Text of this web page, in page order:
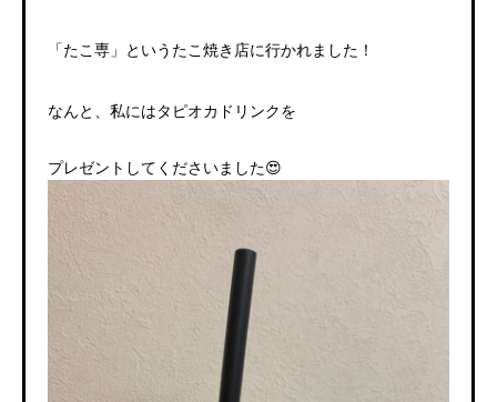
「たこ専」というたこ焼き店に行かれました！
なんと、私にはタピオカドリンクを
プレゼントしてくださいました😍